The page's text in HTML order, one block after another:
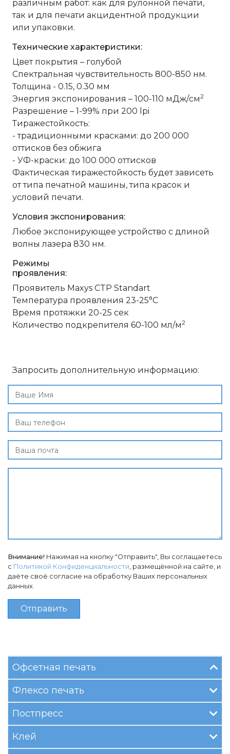
различным работ: как для рулонной печати,
так и для печати акцидентной продукции
или упаковки.
Технические характеристики:
Цвет покрытия – голубой
Спектральная чувствительность 800-850 нм.
Толщина - 0.15, 0.30 мм
Энергия экспонирования – 100-110 мДж/см2
Разрешение – 1-99% при 200 lpi
Тиражестойкость:
- традиционными красками: до 200 000
оттисков без обжига
- УФ-краски: дo 100 000 оттисков
Фактическая тиражестойкость будет зависеть
от типа печатной машины, типа красок и
условий печати.
Условия экспонирования:
Любое экспонирующее устройство с длиной
волны лазера 830 нм.
Режимы
Проявитель Maxys CTP Standart
Температура проявления 23-25°С
Время протяжки 20-25 сек
Количество подкрепителя 60-100 мл/м2
Запросить дополнительную информацию:
Внимание! Нажимая на кнопку "Отправить", Вы соглащаетесь
с Политикой Конфиденциальности, размещённой на сайте, и
даёте своё согласие на обработку Ваших персональных
данных.
Отправить
Офсетная печать
Флексо печать
Постпресс
Клей